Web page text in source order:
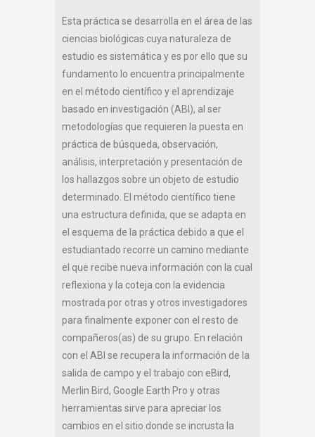
Esta práctica se desarrolla en el área de las
ciencias biológicas cuya naturaleza de
estudio es sistemática y es por ello que su
fundamento lo encuentra principalmente
en el método científico y el aprendizaje
basado en investigación (ABI), al ser
metodologías que requieren la puesta en
práctica de búsqueda, observación,
análisis, interpretación y presentación de
los hallazgos sobre un objeto de estudio
determinado. El método científico tiene
una estructura definida, que se adapta en
el esquema de la práctica debido a que el
estudiantado recorre un camino mediante
el que recibe nueva información con la cual
reflexiona y la coteja con la evidencia
mostrada por otras y otros investigadores
para finalmente exponer con el resto de
compañeros(as) de su grupo. En relación
con el ABI se recupera la información de la
salida de campo y el trabajo con eBird,
Merlin Bird, Google Earth Pro y otras
herramientas sirve para apreciar los
cambios en el sitio donde se incrusta la